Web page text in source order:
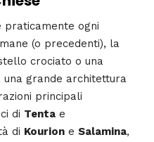
praticamente ogni
(o precedenti), la
crociato o una
grande architettura
principali
di Tenta e
di Kourion e Salamina,